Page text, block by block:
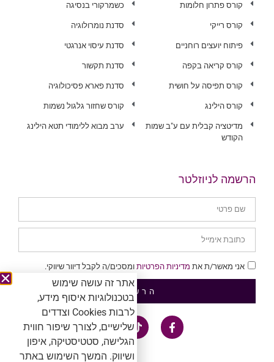
קורס פתרון חלומות
קורס רייקי
פיתוח יועצים רוחניים
קורס קריאה בקפה
קורס תפיסה על חושית
קורס הילינג
מדיטציה קבלית עם ע"ב שמות
הקודש
כשמרקורי בנסיגה
סדנת נומרולוגיה
סדנת עיסוי אנרגטי
סדנת תקשור
סדנת פארא פסיכולוגיה
קורס שחזור גלגול נשמות
ערב מבוא ללימודי תטא הילינג
הרשמה לניוזלטר
אני מאשר/ת את מדיניות הפרטיות ומסכים/ה לקבל דיוור שיווקי.
הרשמה
אתר זה עושה שימוש
בטכנולוגיות איסוף מידע,
לרבות Cookies וצדדים
שלישיים, לצורך שיפור חווית
הגלישה, סטטיסטיקה, איפון
ושיווק. המשך השימוש באתר